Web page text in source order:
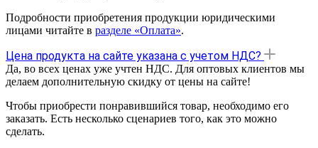
Подробности приобретения продукции юридическими
лицами читайте в разделе «Оплата».
Цена продукта на сайте указана с учетом НДС?
Да, во всех ценах уже учтен НДС. Для оптовых клиентов мы
делаем дополнительную скидку от цены на сайте!
Чтобы приобрести понравившийся товар, необходимо его
заказать. Есть несколько сценариев того, как это можно
сделать.